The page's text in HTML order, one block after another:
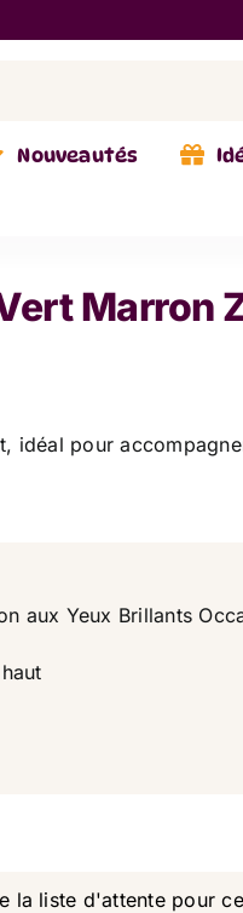
Nouveautés
Marron
idéal pour
aux Yeux Brillants
la liste d'attente pour